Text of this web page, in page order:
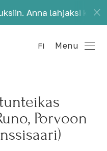
kauniita muistoja.
FI Menu
Porvoon